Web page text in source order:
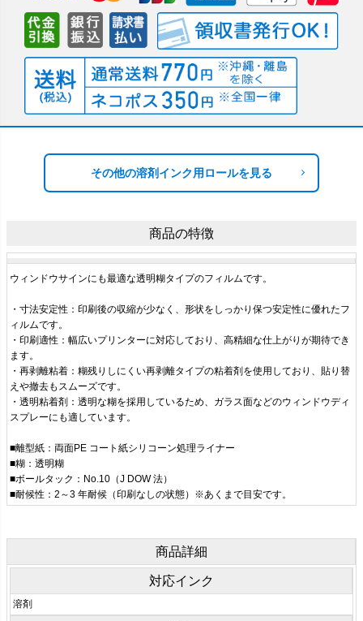
その他の溶剤インク用ロールを見る
商品の特徴
ウィンドウサインにも最適な透明糊タイプのフィルムです。
・寸法安定性：印刷後の収縮が少なく、形状をしっかり保つ安定性に優れたフ
ィルムです。
・印刷適性：幅広いプリンターに対応しており、高精細な仕上がりが期待でき
ます。
・再剥離粘着：糊残りしにくい再剥離タイプの粘着剤を使用しており、貼り替
えや撤去もスムーズです。
・透明粘着剤：透明な糊を採用しているため、ガラス面などのウィンドウディ
スプレーにも適しています。
■離型紙：両面PE コート紙シリコーン処理ライナー
■糊：透明糊
■ボールタック：No.10（J DOW 法）
■耐候性：2～3 年耐候（印刷なしの状態）※あくまで目安です。
商品詳細
対応インク
溶剤